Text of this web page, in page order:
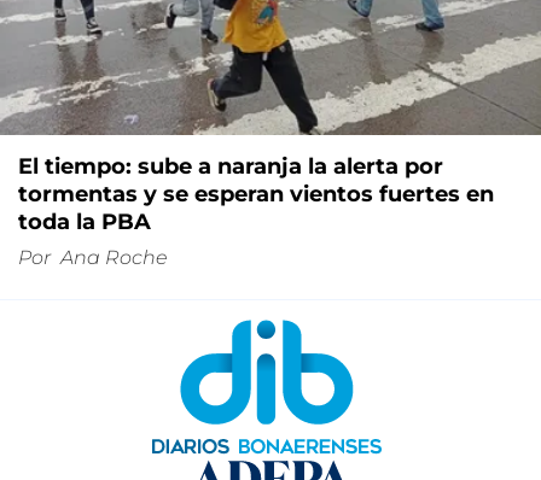
El tiempo: sube a naranja la alerta por
tormentas y se esperan vientos fuertes en
toda la PBA
Por Ana Roche